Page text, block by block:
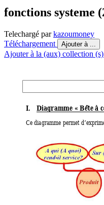
fonctions systeme
Telechargé parkazoumoney
Téléchargement
Ajouter à ...
Ajouter à la (aux) collection (s)
I. Diagramme « Bête à
Ce diagramme permet